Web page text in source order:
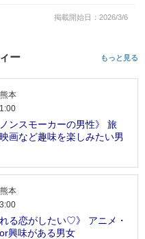
掲載開始日：2026/3/6
ー もっと見る
本
ノンスモーカーの男性》 旅
画など趣味を楽しみたい男
本
れる恋がしたい♡》 アニメ・
興味がある男女